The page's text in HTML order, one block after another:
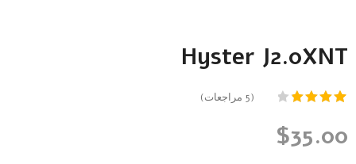
Hyster J2.0XNT
بـ4.00
(
5 مراجعات)
$35.00